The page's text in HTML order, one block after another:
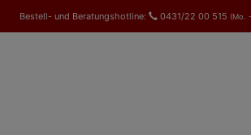
Bestell- und Beratungshotline: 0431/22 00 515 (Mo.